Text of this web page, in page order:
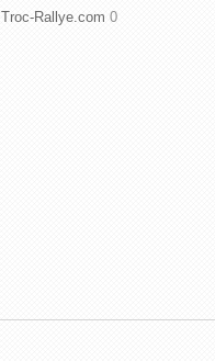
Troc-Rallye.com 0